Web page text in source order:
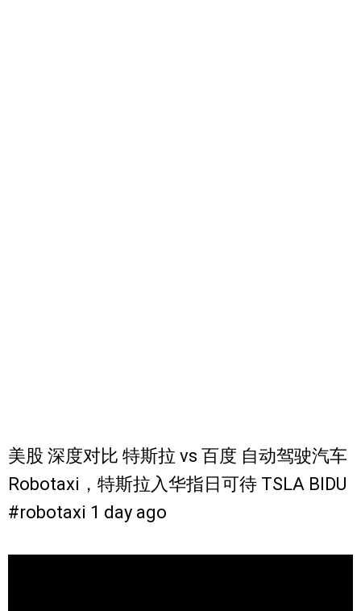
美股 深度对比 特斯拉 vs 百度 自动驾驶汽车
Robotaxi，特斯拉入华指日可待 TSLA BIDU
#robotaxi 1 day ago